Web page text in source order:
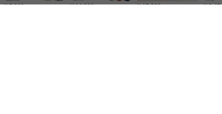
¥ 5,999 ¥ 14,999 ¥ 15,299 ¥